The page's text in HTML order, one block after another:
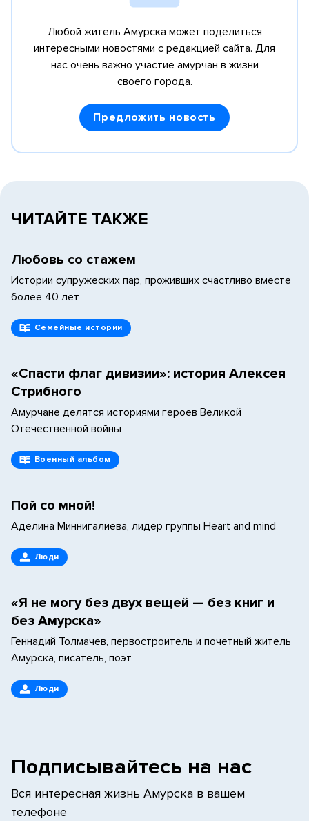
Любой житель Амурска может поделиться
интересными новостями с редакцией сайта. Для
нас очень важно участие амурчан в жизни
своего города.
Предложить новость
ЧИТАЙТЕ ТАКЖЕ
Любовь со стажем
Истории супружеских пар, проживших счастливо вместе
более 40 лет
Семейные истории
«Спасти флаг дивизии»: история Алексея
Стрибного
Амурчане делятся историями героев Великой
Отечественной войны
Военный альбом
Пой со мной!
Аделина Миннигалиева, лидер группы Heart and mind
Люди
«Я не могу без двух вещей — без книг и
без Амурска»
Геннадий Толмачев, первостроитель и почетный житель
Амурска, писатель, поэт
Люди
Подписывайтесь на нас
Вся интересная жизнь Амурска в вашем
телефоне